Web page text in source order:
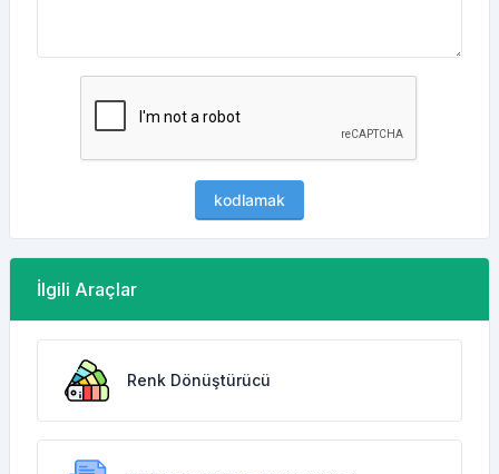
kodlamak
İlgili Araçlar
Renk Dönüştürücü